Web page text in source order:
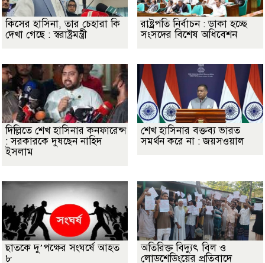
কিসের হাসিনা, তার চেহারা কি
দেখা গেছে : স্বরাষ্ট্রমন্ত্রী
রাষ্ট্রপতি নির্বাচন : ডাকা হচ্ছে
সংসদের বিশেষ অধিবেশন
দিল্লিতে শেখ হাসিনার কনফারেন্স
: সরকারকে দুষছেন নাহিদ
ইসলাম
শেখ হাসিনার বক্তব্য ভারত
সমর্থন করে না : জয়সওয়াল
ছাতকে দু’পক্ষের সংঘর্ষে আহত
৮
অতিরিক্ত বিদ্যুৎ বিল ও
লোডশেডিংয়ের প্রতিবাদে